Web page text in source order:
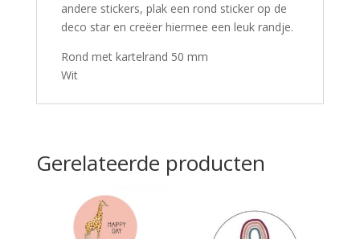
andere stickers, plak een rond sticker op de
deco star en creëer hiermee een leuk randje.
Rond met kartelrand 50 mm
Wit
Gerelateerde producten